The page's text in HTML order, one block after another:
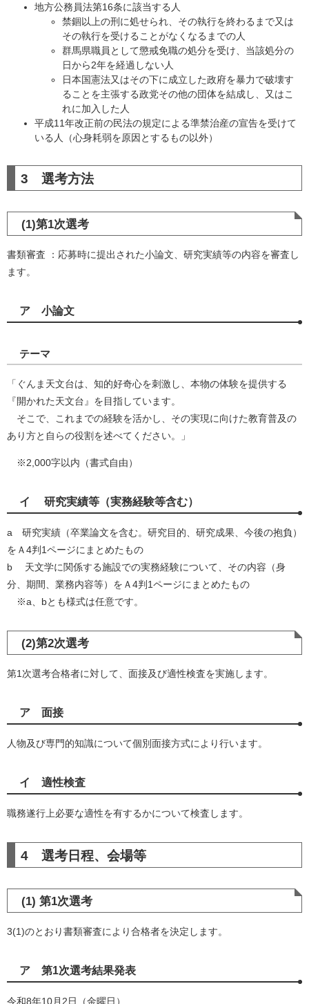
地方公務員法第16条に該当する人
禁錮以上の刑に処せられ、その執行を終わるまで又は
その執行を受けることがなくなるまでの人
群馬県職員として懲戒免職の処分を受け、当該処分の
日から2年を経過しない人
日本国憲法又はその下に成立した政府を暴力で破壊す
ることを主張する政党その他の団体を結成し、又はこ
れに加入した人
平成11年改正前の民法の規定による準禁治産の宣告を受けて
いる人（心身耗弱を原因とするもの以外）
​3 選考方法
(1)第1次選考
書類審査 ：応募時に提出された小論文、研究実績等の内容を審査し
ます。​
ア 小論文
テーマ
「ぐんま天文台は、知的好奇心を刺激し、本物の体験を提供する
『開かれた天文台』を目指しています。
そこで、これまでの経験を活かし、その実現に向けた教育普及の
あり方と自らの役割を述べてください。」
※2,000字以内（書式自由）
イ 研究実績等（実務経験等含む）
a 研究実績（卒業論文を含む。研究目的、研究成果、今後の抱負）
をＡ4判1ページにまとめたもの
b 天文学に関係する施設での実務経験について、その内容（身
分、期間、業務内容等）をＡ4判1ページにまとめたもの
※a、bとも様式は任意です。​
(2)第2次選考
第1次選考合格者に対して、面接及び適性検査を実施します。
ア 面接
人物及び専門的知識について個別面接方式により行います。
イ 適性検査
職務遂行上必要な適性を有するかについて検査します。
4 選考日程、会場等
(1) 第1次選考
3(1)のとおり書類審査により合格者を決定します。
ア 第1次選考結果発表
令和8年10月2日（金曜日）